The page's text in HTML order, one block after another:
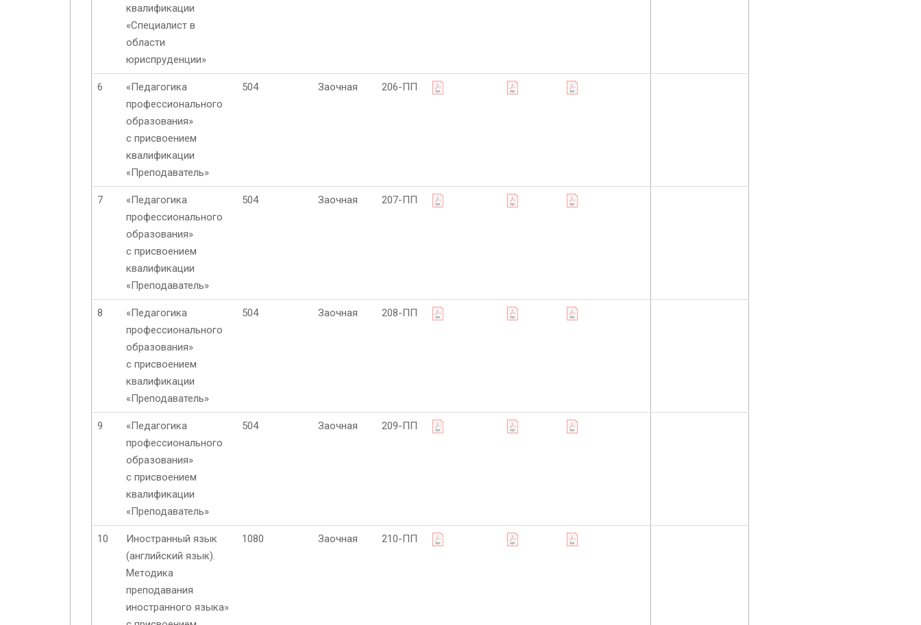
квалификации
«Специалист в
области
юриспруденции»
6
«Педагогика
профессионального
образования»
с присвоением
квалификации
«Преподаватель»
504 Заочная 206-ПП
7
«Педагогика
профессионального
образования»
с присвоением
квалификации
«Преподаватель»
504 Заочная 207-ПП
8
«Педагогика
профессионального
образования»
с присвоением
квалификации
«Преподаватель»
504 Заочная 208-ПП
9
«Педагогика
профессионального
образования»
с присвоением
квалификации
«Преподаватель»
504 Заочная 209-ПП
10
Иностранный язык
(английский язык).
Методика
преподавания
иностранного языка»
1080 Заочная 210-ПП